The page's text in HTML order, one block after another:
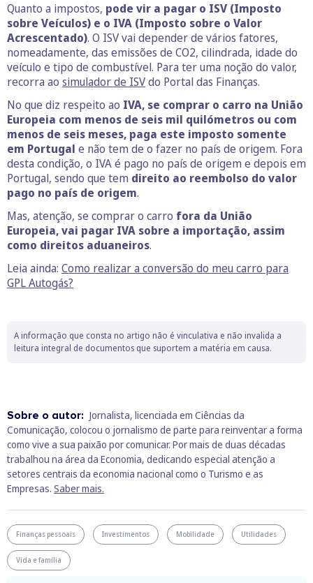
Quanto a impostos, pode vir a pagar o ISV (Imposto
sobre Veículos) e o IVA (Imposto sobre o Valor
Acrescentado). O ISV vai depender de vários fatores,
nomeadamente, das emissões de CO2, cilindrada, idade do
veículo e tipo de combustível. Para ter uma noção do valor,
recorra ao simulador de ISVdo Portal das Finanças.
No que diz respeito ao IVA, se comprar o carro na União
Europeia com menos de seis mil quilómetros ou com
menos de seis meses, paga este imposto somente
em Portugal e não tem de o fazer no país de origem. Fora
desta condição, o IVA é pago no país de origem e depois em
Portugal, sendo que tem direito ao reembolso do valor
pago no país de origem.
Mas, atenção, se comprar o carro fora da União
Europeia, vai pagar IVA sobre a importação, assim
como direitos aduaneiros.
Leia ainda: Como realizar a conversão do meu carro para
GPL Autogás?
A informação que consta no artigo não é vinculativa e não invalida a
leitura integral de documentos que suportem a matéria em causa.
Sobre o autor: Jornalista, licenciada em Ciências da
Comunicação, colocou o jornalismo de parte para reinventar a forma
como vive a sua paixão por comunicar. Por mais de duas décadas
trabalhou na área da Economia, dedicando especial atenção a
setores centrais da economia nacional como o Turismo e as
Empresas. Saber mais.
Finanças pessoais Investimentos Mobilidade Utilidades
Vida e família